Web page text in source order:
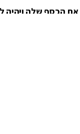
הכסף שלה